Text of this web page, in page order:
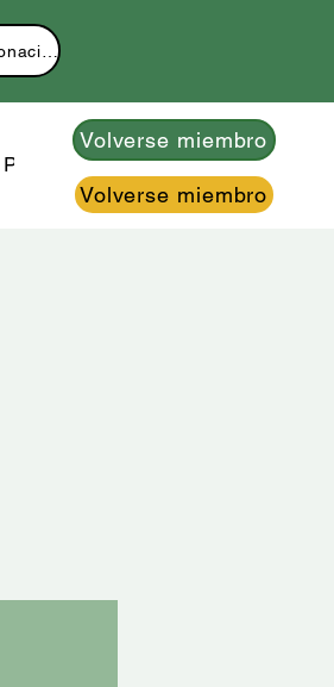
Hacer una donación
Plus
Volverse miembro
Volverse miembro